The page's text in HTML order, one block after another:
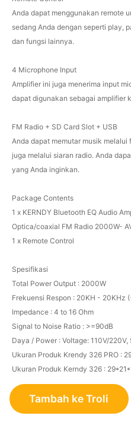
Anda dapat menggunakan remote
sedang Anda dengan seperti play,
dan fungsi lainnya.
4 Microphone Input
Amplifier ini juga menerima input
dapat digunakan sebagai amplifier
FM Radio + SD Card Slot + USB
Anda dapat memutar musik melalui
juga melalui siaran radio. Anda
yang Anda inginkan.
Package Contents
1 x KERNDY Bluetooth EQ Audio
Optica/coaxial FM Radio 2000W-
1 x Remote Control
Spesifikasi
Total Power Output : 2000W
Frekuensi Respon : 20KH - 20KHz
Impedance : 4 to 16 Ohm
Signal to Noise Ratio : >=90dB
Daya / Power : Voltage: 110V/
Ukuran Produk Krendy 326 PRO :
Ukuran Produk Kerndy 326 :
Tambah ke Troli